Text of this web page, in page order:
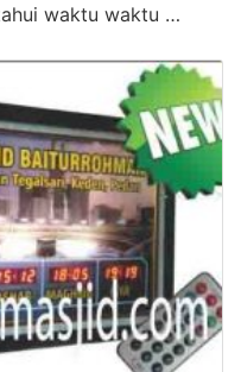
waktu waktu …